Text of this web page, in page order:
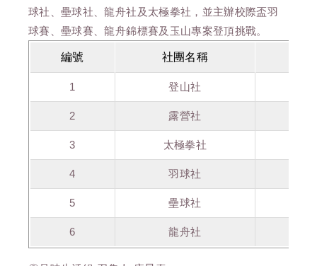
球社、壘球社、龍舟社及太極拳社，並主辦校際盃羽
球賽、壘球賽、龍舟錦標賽及玉山專案登頂挑戰。
編號 社團名稱
1 登山社
2 露營社
3 太極拳社
4 羽球社
5 壘球社
6 龍舟社